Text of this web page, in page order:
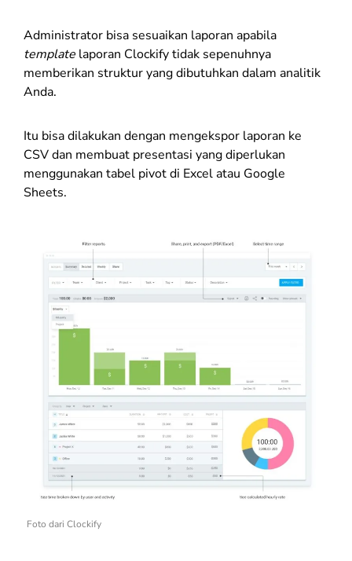
Administrator bisa sesuaikan laporan apabila
template laporan Clockify tidak sepenuhnya
memberikan struktur yang dibutuhkan dalam analitik
Anda.
Itu bisa dilakukan dengan mengekspor laporan ke
CSV dan membuat presentasi yang diperlukan
menggunakan tabel pivot di Excel atau Google
Sheets.
Foto dari Clockify